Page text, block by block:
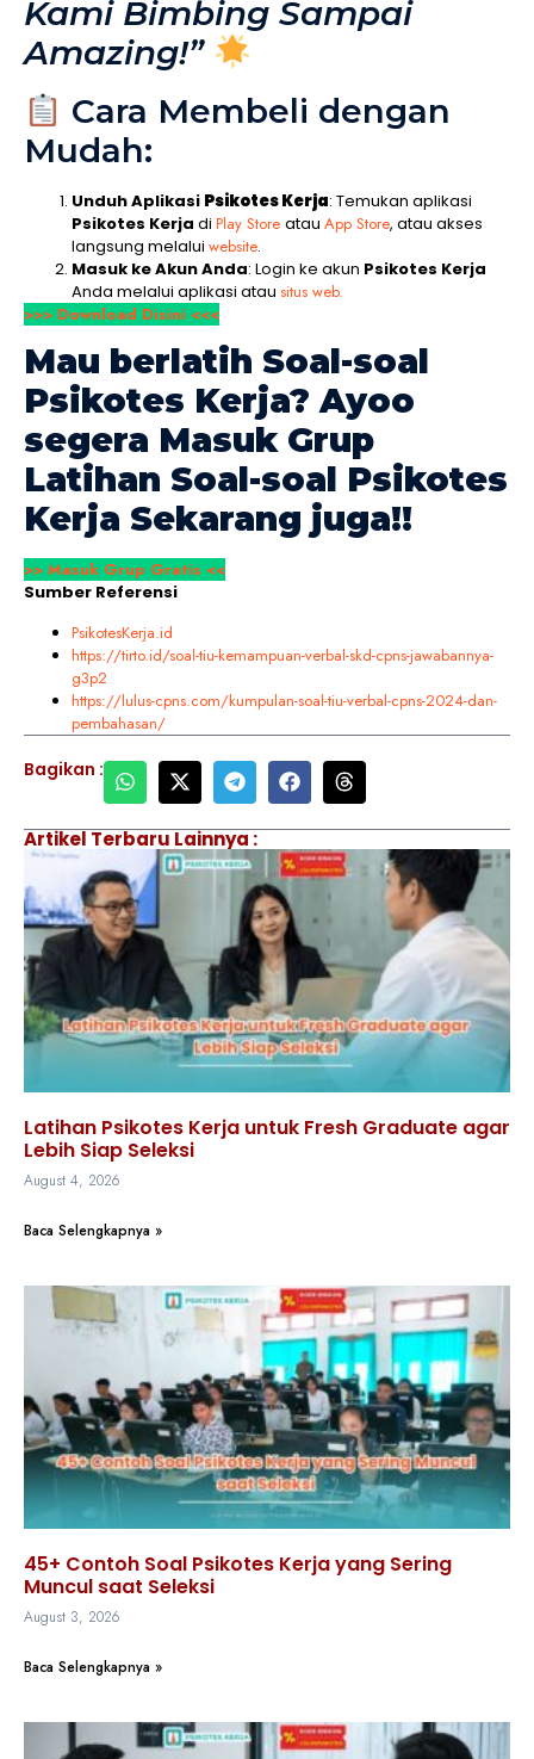
Kami Bimbing Sampai
Amazing!”
Cara Membeli dengan
Mudah:
Unduh Aplikasi Psikotes Kerja: Temukan aplikasi
Psikotes Kerja di Play Store atau App Store, atau akses
langsung melalui website.
Masuk ke Akun Anda: Login ke akun Psikotes Kerja
Anda melalui aplikasi atau situs web.
>>> Download Disini <<<
Mau berlatih Soal-soal
Psikotes Kerja? Ayoo
segera Masuk Grup
Latihan Soal-soal Psikotes
Kerja Sekarang juga!!
>> Masuk Grup Gratis <<
Sumber Referensi
PsikotesKerja.id
https://tirto.id/soal-tiu-kemampuan-verbal-skd-cpns-jawabannya-
g3p2
https://lulus-cpns.com/kumpulan-soal-tiu-verbal-cpns-2024-dan-
pembahasan/
Bagikan :
Artikel Terbaru Lainnya :
Latihan Psikotes Kerja untuk Fresh Graduate agar
Lebih Siap Seleksi
August 4, 2026
Baca Selengkapnya »
45+ Contoh Soal Psikotes Kerja yang Sering
Muncul saat Seleksi
August 3, 2026
Baca Selengkapnya »